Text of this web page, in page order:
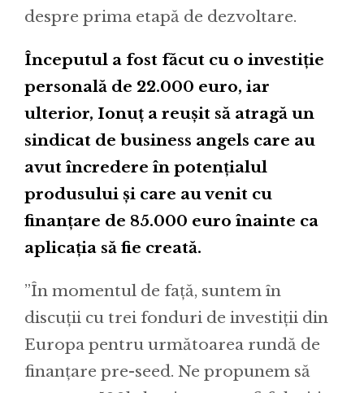
despre prima etapă de dezvoltare.
Începutul a fost făcut cu o investiție
personală de 22.000 euro, iar
ulterior, Ionuț a reușit să atragă un
sindicat de business angels care au
avut încredere în potențialul
produsului și care au venit cu
finanțare de 85.000 euro înainte ca
aplicația să fie creată.
”În momentul de față, suntem în
discuții cu trei fonduri de investiții din
Europa pentru următoarea rundă de
finanțare pre-seed. Ne propunem să